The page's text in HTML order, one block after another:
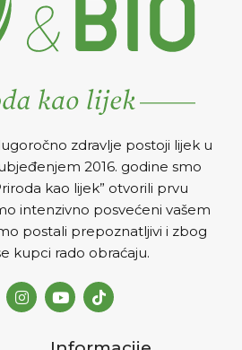
zdravlje postoji lijek u
2016. godine smo
kao lijek” otvorili prvu
intenzivno posvećeni vašem
postali prepoznatljivi i zbog
kupci rado obraćaju.